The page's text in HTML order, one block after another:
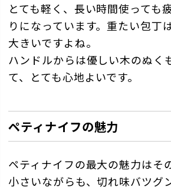
とても軽く、長い時間使っても
りになっています。重たい包丁
大きいですよね。
ハンドルからは優しい木のぬく
て、とても心地よいです。
ペティナイフの魅力
ペティナイフの最大の魅力はそ
小さいながらも、切れ味バツグ